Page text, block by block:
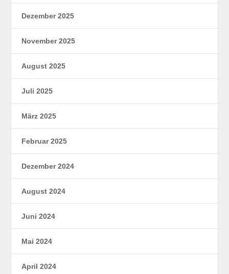
Dezember 2025
November 2025
August 2025
Juli 2025
März 2025
Februar 2025
Dezember 2024
August 2024
Juni 2024
Mai 2024
April 2024